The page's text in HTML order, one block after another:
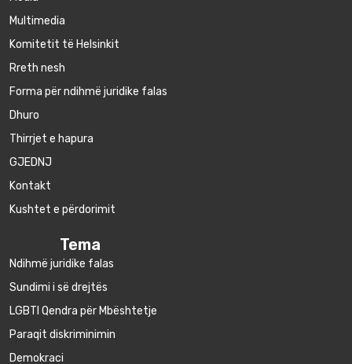
Multimedia
Komitetit të Helsinkit
Rreth nesh
Forma për ndihmë juridike falas
Dhuro
Thirrjet e hapura
GJEDNJ
Kontakt
Kushtet e përdorimit
Tema
Ndihmë juridike falas
Sundimi i së drejtës
LGBTI Qendra për Mbështetje
Paraqit diskriminimin
Demokraci